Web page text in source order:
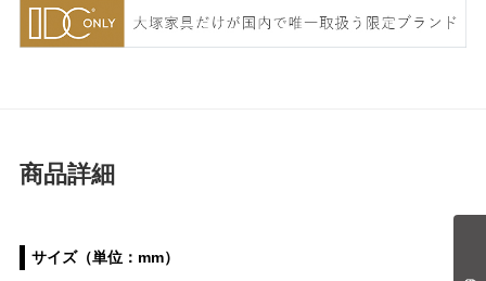
商品詳細
サイズ（単位：mm）